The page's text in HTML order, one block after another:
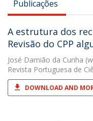
Publicações
A estrutura dos
Revisão do CPP
José Damião da Cunha
Revista Portuguesa de
DOWNLOAD AND